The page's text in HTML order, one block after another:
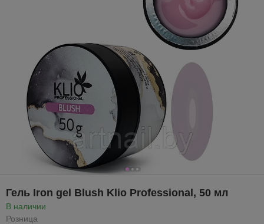
Гель Iron gel Blush Klio Professional, 50 мл
В наличии
Розница